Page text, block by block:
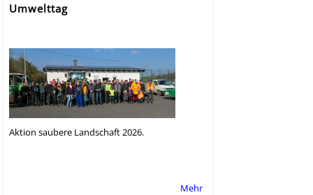
Umwelttag
Aktion saubere Landschaft 2026.
Mehr